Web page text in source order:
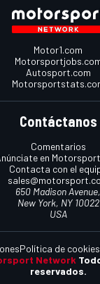
Motor1.com
Autosport.com
Contáctanos
Comentarios
en
Contacta con el
650 Madison Avenue,
New York, NY 10022
USA
Network
reservados.
Política de cookies